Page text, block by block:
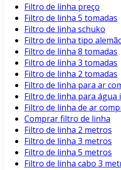
Filtro de linha preço
Filtro de linha 5 tomadas
Filtro de linha schuko
Filtro de linha tipo
Filtro de linha 8 tomadas
Filtro de linha 3 tomadas
Filtro de linha 2 tomadas
Filtro de linha para ar
Filtro de linha para água
Filtro de linha de ar
Comprar filtro de linha
Filtro de linha 2 metros
Filtro de linha 3 metros
Filtro de linha 5 metros
Filtro de linha cabo 3